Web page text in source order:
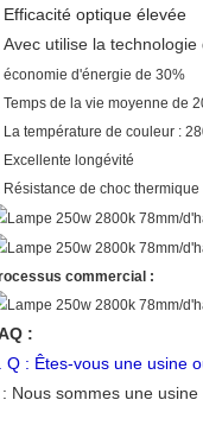
Efficacité optique élevée
Avec utilise la technologie
économie d'énergie de 30%
Temps de la vie moyenne de
La température de couleur :
Excellente longévité
Résistance de choc thermique
commercial :
:
Q : Êtes-vous une usine
: Nous sommes une usine